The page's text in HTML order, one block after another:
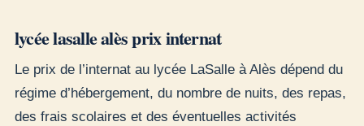
lycée lasalle alès prix internat
Le prix de l’internat au lycée LaSalle à Alès dépend du
régime d’hébergement, du nombre de nuits, des repas,
des frais scolaires et des éventuelles activités